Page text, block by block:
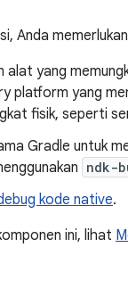
Anda
alat yang
platform yang
fisik, seperti
Gradle untuk
ndk-
kode native.
ini, lihat